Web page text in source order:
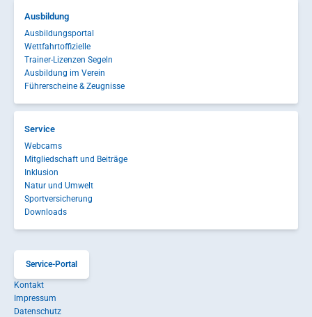
Ausbildung
Ausbildungsportal
Wettfahrtoffizielle
Trainer-Lizenzen Segeln
Ausbildung im Verein
Führerscheine & Zeugnisse
Service
Webcams
Mitgliedschaft und Beiträge
Inklusion
Natur und Umwelt
Sportversicherung
Downloads
Service-Portal
Kontakt
Impressum
Datenschutz